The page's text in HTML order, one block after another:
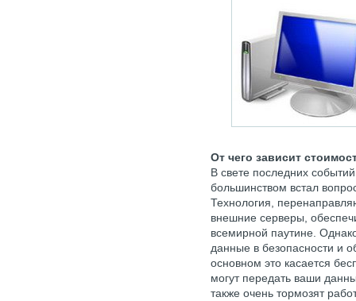
От чего зависит
В свете последних
большинством встал
Технология,
внешние серверы,
всемирной паутине.
данные в безопасности и
основном это касается
могут передать ваши
также очень тормозят